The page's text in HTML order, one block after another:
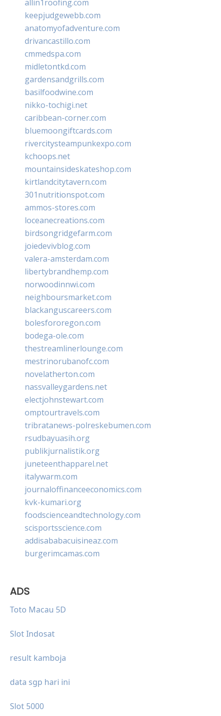
allin1roofing.com
keepjudgewebb.com
anatomyofadventure.com
drivancastillo.com
cmmedspa.com
midletontkd.com
gardensandgrills.com
basilfoodwine.com
nikko-tochigi.net
caribbean-corner.com
bluemoongiftcards.com
rivercitysteampunkexpo.com
kchoops.net
mountainsideskateshop.com
kirtlandcitytavern.com
301nutritionspot.com
ammos-stores.com
loceanecreations.com
birdsongridgefarm.com
joiedevivblog.com
valera-amsterdam.com
libertybrandhemp.com
norwoodinnwi.com
neighboursmarket.com
blackanguscareers.com
bolesfororegon.com
bodega-ole.com
thestreamlinerlounge.com
mestrinorubanofc.com
novelatherton.com
nassvalleygardens.net
electjohnstewart.com
omptourtravels.com
tribratanews-polreskebumen.com
rsudbayuasih.org
publikjurnalistik.org
juneteenthapparel.net
italywarm.com
journaloffinanceeconomics.com
kvk-kumari.org
foodscienceandtechnology.com
scisportsscience.com
addisababacuisineaz.com
burgerimcamas.com
ADS
Toto Macau 5D
Slot Indosat
result kamboja
data sgp hari ini
Slot 5000